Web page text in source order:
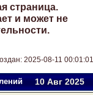
страница.
и может не
2025-08-11 00:01:01
10 Авг2025